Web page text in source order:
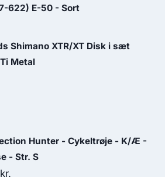
622) E-50 - Sort
Shimano XTR/XT Disk i sæt
Metal
Hunter - Cykeltrøje - K/Æ -
- Str. S
kr.